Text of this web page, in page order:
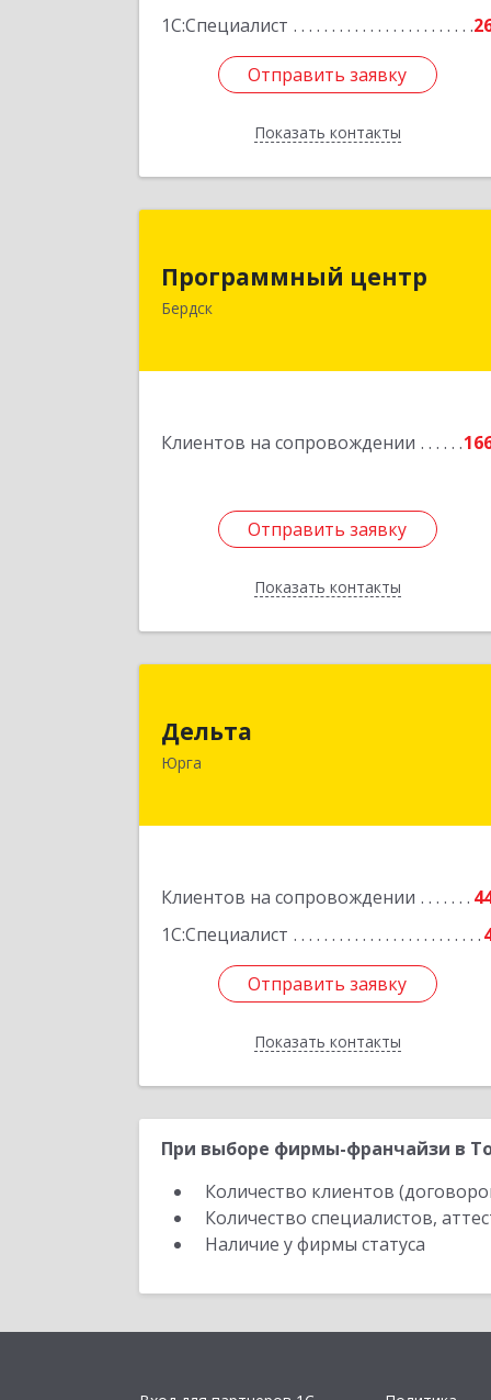
1С:Специалист
Отправить заявку
Показать контакты
Отправить заявку
Назад
Программный центр
Бердск
Клиентов на сопровождении
Отправить заявку
Показать контакты
633004, Новосибирская обл, Бердск г,
Отправить заявку
Назад
Дельта
Юрга
Клиентов на сопровождении
1С:Специалист
Отправить заявку
Показать контакты
Кузбасс обл, Юрга г, Ленинградская
Отправить заявку
Назад
При выборе фирмы-франчайзи в
Количество клиентов
Количество специалистов,
Наличие у фирмы статуса